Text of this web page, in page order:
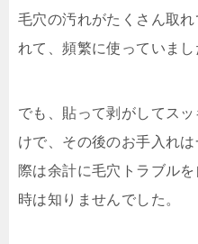
毛穴の汚れがたくさん取
れて、頻繁に使っていまし
でも、貼って剥がしてス
けで、その後のお手入れ
際は余計に毛穴トラブル
時は知りませんでした。